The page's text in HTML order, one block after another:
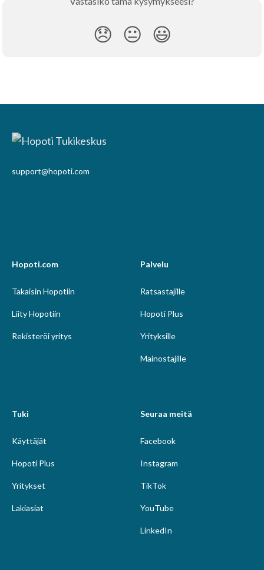
😞 😐 😃
support@hopoti.com
Hopoti.com
Takaisin Hopotiin
Liity Hopotiin
Rekisteröi yritys
Palvelu
Ratsastajille
Hopoti Plus
Yrityksille
Mainostajille
Tuki
Käyttäjät
Hopoti Plus
Yritykset
Lakiasiat
Seuraa meitä
Facebook
Instagram
TikTok
YouTube
LinkedIn